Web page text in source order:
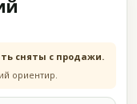
сняты с продажи.
ориентир.